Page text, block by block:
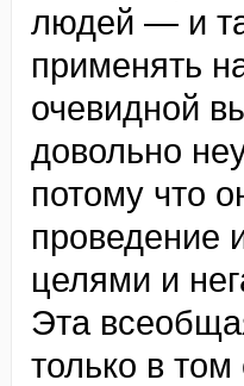
людей — и
применять
очевидной
довольно
потому что
проведение
целями и
Эта
только в